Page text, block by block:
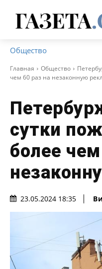
Общество
Главная Общество
чем 60 раз на незаконную
сутки
более
23.05.2024 18:35